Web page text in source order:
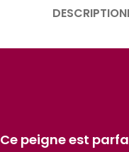
DESCRIPTION
Ce peigne est